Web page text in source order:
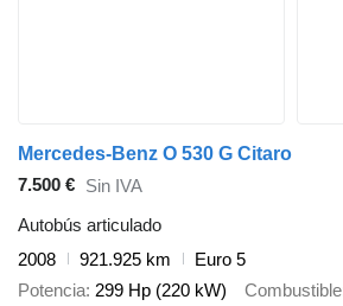
Mercedes-Benz O 530 G Citaro
7.500 € Sin IVA
Autobús articulado
2008
921.925 km
Euro 5
Potencia 299 Hp (220 kW) Combustible